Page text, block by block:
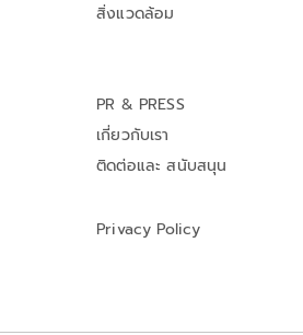
สิ่งแวดล้อม
PR & PRESS
เกี่ยวกับเรา
ติดต่อและ สนับสนุน
Privacy Policy